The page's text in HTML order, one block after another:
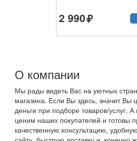
2 990
О компании
Мы рады видеть Вас на уютных
магазина. Если Вы здесь, значит Вы
деньги при подборе товаров/услуг.
ценим наших покупателей и готовы
качественную консультацию,